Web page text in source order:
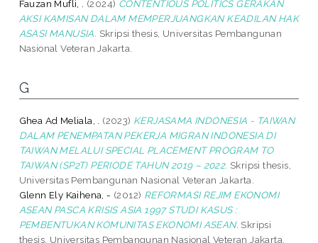
Fauzan Mufli, . (2024) CONTENTIOUS POLITICS GERAKAN
AKSI KAMISAN DALAM MEMPERJUANGKAN KEADILAN HAK
ASASI MANUSIA. Skripsi thesis, Universitas Pembangunan
Nasional Veteran Jakarta.
G
Ghea Ad Meliala, . (2023) KERJASAMA INDONESIA - TAIWAN
DALAM PENEMPATAN PEKERJA MIGRAN INDONESIA DI
TAIWAN MELALUI SPECIAL PLACEMENT PROGRAM TO
TAIWAN (SP2T) PERIODE TAHUN 2019 – 2022. Skripsi thesis,
Universitas Pembangunan Nasional Veteran Jakarta.
Glenn Ely Kaihena, - (2012) REFORMASI REJIM EKONOMI
ASEAN PASCA KRISIS ASIA 1997 STUDI KASUS :
PEMBENTUKAN KOMUNITAS EKONOMI ASEAN. Skripsi
thesis, Universitas Pembangunan Nasional Veteran Jakarta.